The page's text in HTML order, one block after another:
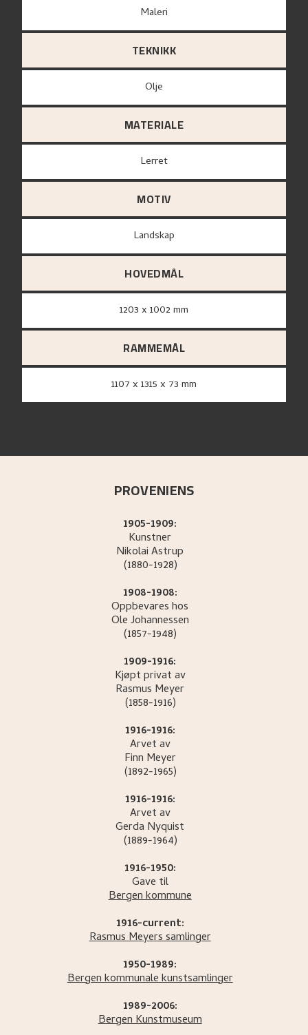
Maleri
TEKNIKK
Olje
MATERIALE
lerret
MOTIV
Landskap
HOVEDMÅL
1203 x 1002 mm
RAMMEMÅL
1107 x 1315 x 73 mm
PROVENIENS
1905-1909:
Kunstner
NikolaiAstrup
(1880-1928)
1908-1908:
Oppbevares hos
OleJohannessen
(1857-1948)
1909-1916:
Kjøpt privat av
Rasmus Meyer
(1858-1916)
1916-1916:
Arvet av
Finn Meyer
(1892-1965)
1916-1916:
Arvet av
Gerda Nyquist
(1889-1964)
1916-1950:
Gave til
Bergen kommune
1916-current:
Rasmus Meyers samlinger
1950-1989:
Bergen kommunale kunstsamlinger
1989-2006:
Bergen Kunstmuseum